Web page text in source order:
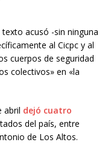
acusó -sin ninguna
al Cicpc y al
cuerpos de seguridad
colectivos» en «la
abril dejó cuatro
del país, entre
de Los Altos.